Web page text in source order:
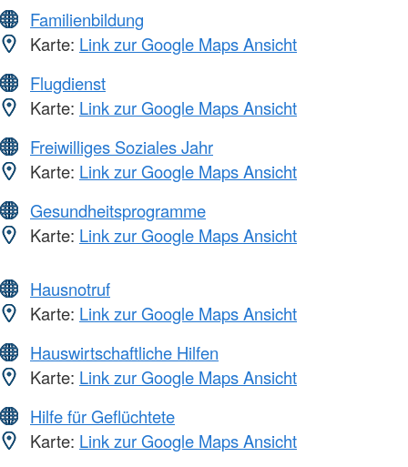
Familienbildung
Karte: Link zur Google Maps Ansicht
Flugdienst
Karte: Link zur Google Maps Ansicht
Freiwilliges Soziales Jahr
Karte: Link zur Google Maps Ansicht
Gesundheitsprogramme
Karte: Link zur Google Maps Ansicht
Hausnotruf
Karte: Link zur Google Maps Ansicht
Hauswirtschaftliche Hilfen
Karte: Link zur Google Maps Ansicht
Hilfe für Geflüchtete
Karte: Link zur Google Maps Ansicht